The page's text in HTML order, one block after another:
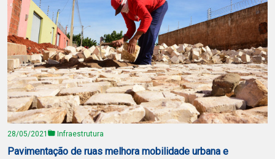
28/05/2021 Infraestrutura
Pavimentação de ruas melhora mobilidade urbana e